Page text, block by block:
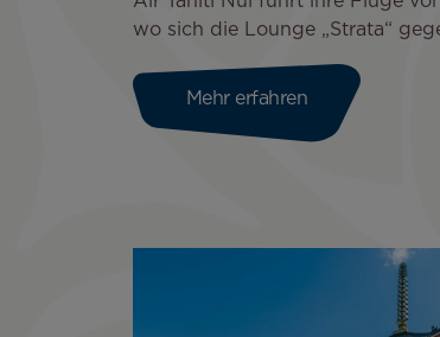
wo sich die Lounge „Strata“
Mehr erfahren